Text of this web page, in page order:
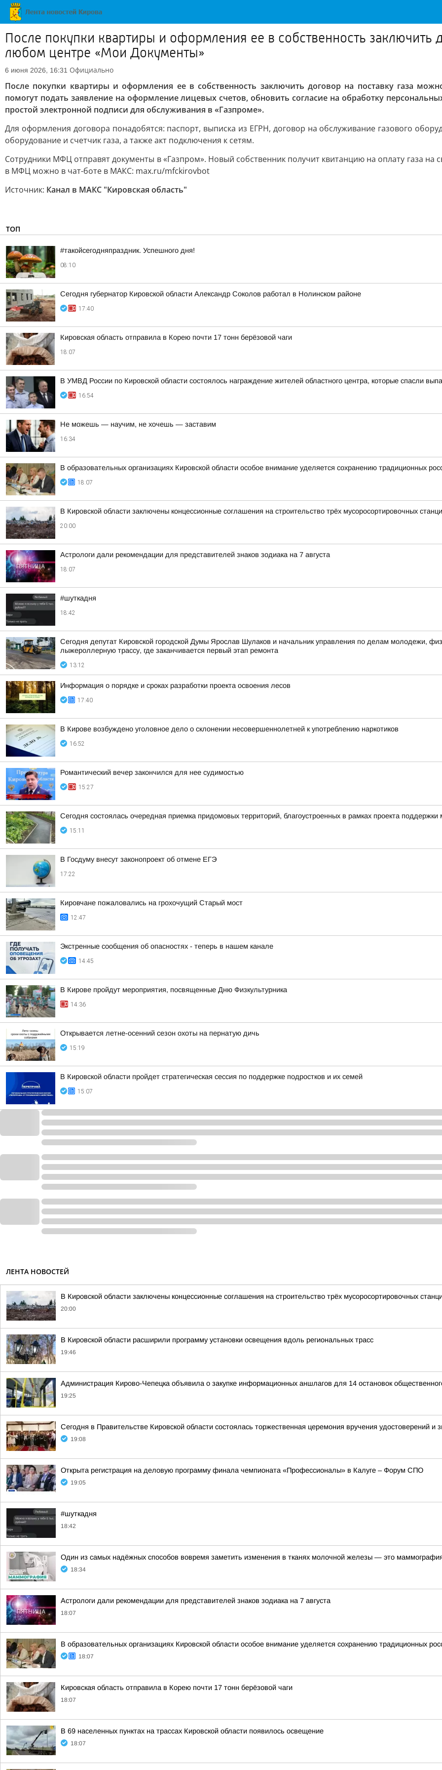
После покупки квартиры и оформления ее в собственность заключить
любом центре «Мои Документы»
6 июня 2026, 16:31 Официально
После покупки квартиры и оформления ее в собственность заключить договор на поставку газа
помогут подать заявление на оформление лицевых счетов, обновить согласие на обработку
простой электронной подписи для обслуживания в «Газпроме».
Для оформления договора понадобятся: паспорт, выписка из ЕГРН, договор на обслуживание газового
оборудование и счетчик газа, а также акт подключения к сетям.
Сотрудники МФЦ отправят документы в «Газпром». Новый собственник получит квитанцию на оплату газа
в МФЦ можно в чат-боте в МАКС: max.ru/mfckirovbot
Источник: Канал в МАКС "Кировская область"
ТОП
#такойсегодняпраздник. Успешного дня!
08:10
Сегодня губернатор Кировской области Александр Соколов работал в Нолинском районе
17:40
Кировская область отправила в Корею почти 17 тонн берёзовой чаги
18:07
В УМВД России по Кировской области состоялось награждение жителей областного центра, которые спасли
16:54
Не можешь — научим, не хочешь — заставим
16:34
В образовательных организациях Кировской области особое внимание уделяется сохранению традиционных
18:07
В Кировской области заключены концессионные соглашения на строительство трёх мусоросортировочных
20:00
Астрологи дали рекомендации для представителей знаков зодиака на 7 августа
18:07
#шуткадня
18:42
Сегодня депутат Кировской городской Думы Ярослав Шулаков и начальник управления по делам молодежи,
лыжероллерную трассу, где заканчивается первый этап ремонта
13:12
Информация о порядке и сроках разработки проекта освоения лесов
17:40
В Кирове возбуждено уголовное дело о склонении несовершеннолетней к употреблению наркотиков
16:52
Романтический вечер закончился для нее судимостью
15:27
Сегодня состоялась очередная приемка придомовых территорий, благоустроенных в рамках проекта поддержки
15:11
В Госдуму внесут законопроект об отмене ЕГЭ
17:22
Кировчане пожаловались на грохочущий Старый мост
12:47
Экстренные сообщения об опасностях - теперь в нашем канале
14:45
В Кирове пройдут мероприятия, посвященные Дню Физкультурника
14:36
Открывается летне-осенний сезон охоты на пернатую дичь
15:19
В Кировской области пройдет стратегическая сессия по поддержке подростков и их семей
15:07
ЛЕНТА НОВОСТЕЙ
В Кировской области заключены концессионные соглашения на строительство трёх мусоросортировочных
20:00
В Кировской области расширили программу установки освещения вдоль региональных трасс
19:46
Администрация Кирово-Чепецка объявила о закупке информационных аншлагов для 14 остановок
19:25
Сегодня в Правительстве Кировской области состоялась торжественная церемония вручения удостоверений и
19:08
Открыта регистрация на деловую программу финала чемпионата «Профессионалы» в Калуге – Форум СПО
19:05
#шуткадня
18:42
Один из самых надёжных способов вовремя заметить изменения в тканях молочной железы — это
18:34
Астрологи дали рекомендации для представителей знаков зодиака на 7 августа
18:07
В образовательных организациях Кировской области особое внимание уделяется сохранению традиционных
18:07
Кировская область отправила в Корею почти 17 тонн берёзовой чаги
18:07
В 69 населенных пунктах на трассах Кировской области появилось освещение
18:07